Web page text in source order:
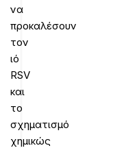
να
προκαλέσουν
τον
ιό
RSV
και
το
σχηματισμό
χημικώς